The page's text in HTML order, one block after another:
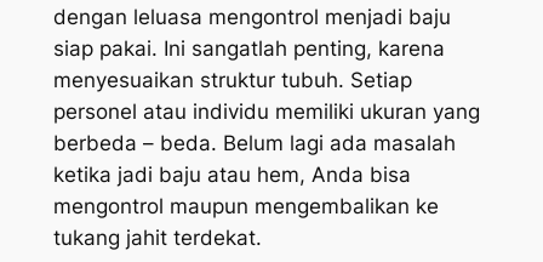
dengan leluasa mengontrol menjadi baju
siap pakai. Ini sangatlah penting, karena
menyesuaikan struktur tubuh. Setiap
personel atau individu memiliki ukuran yang
berbeda – beda. Belum lagi ada masalah
ketika jadi baju atau hem, Anda bisa
mengontrol maupun mengembalikan ke
tukang jahit terdekat.